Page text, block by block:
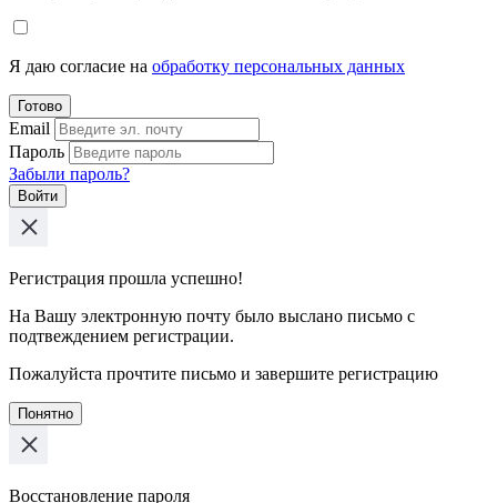
Я даю согласие на обработку персональных данных
Готово
Email
Пароль
Забыли пароль?
Войти
Регистрация прошла успешно!
На Вашу электронную почту было выслано письмо с
подтвеждением регистрации.
Пожалуйста прочтите письмо и завершите регистрацию
Понятно
Восстановление пароля